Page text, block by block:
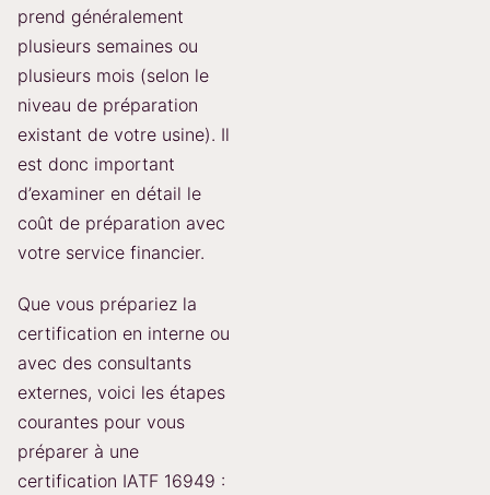
prend généralement
plusieurs semaines ou
plusieurs mois (selon le
niveau de préparation
existant de votre usine). Il
est donc important
d’examiner en détail le
coût de préparation avec
votre service financier.
Que vous prépariez la
certification en interne ou
avec des consultants
externes, voici les étapes
courantes pour vous
préparer à une
certification IATF 16949 :